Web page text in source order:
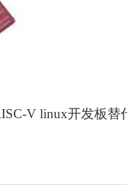
V linux开发板